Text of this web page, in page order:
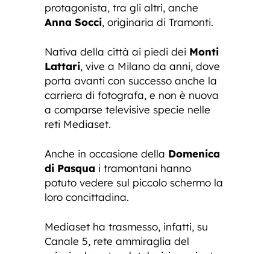
protagonista, tra gli altri, anche
Anna Socci, originaria di Tramonti.
Nativa della città ai piedi dei Monti
Lattari, vive a Milano da anni, dove
porta avanti con successo anche la
carriera di fotografa, e non è nuova
a comparse televisive specie nelle
reti Mediaset.
Anche in occasione della Domenica
di Pasqua i tramontani hanno
potuto vedere sul piccolo schermo la
loro concittadina.
Mediaset ha trasmesso, infatti, su
Canale 5, rete ammiraglia del